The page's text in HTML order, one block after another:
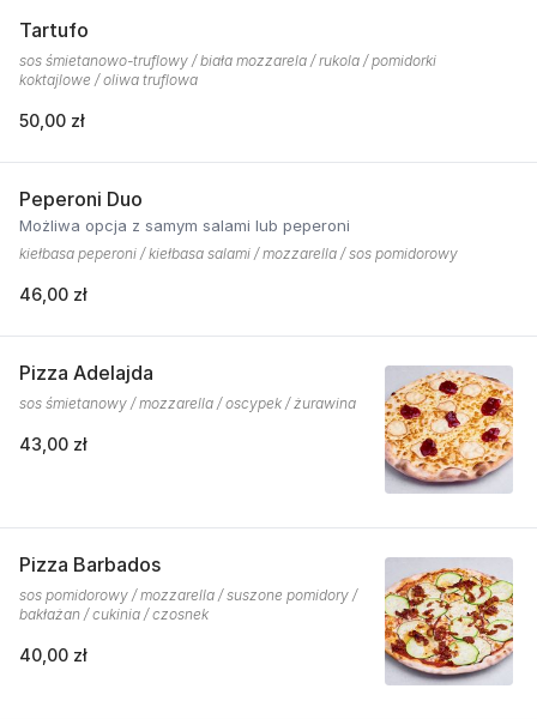
Tartufo
sos śmietanowo-truflowy / biała mozzarela / rukola / pomidorki
koktajlowe / oliwa truflowa
50,00 zł
Peperoni Duo
Możliwa opcja z samym salami lub peperoni
kiełbasa peperoni / kiełbasa salami / mozzarella / sos pomidorowy
46,00 zł
Pizza Adelajda
sos śmietanowy / mozzarella / oscypek / żurawina
43,00 zł
Pizza Barbados
sos pomidorowy / mozzarella / suszone pomidory /
bakłażan / cukinia / czosnek
40,00 zł